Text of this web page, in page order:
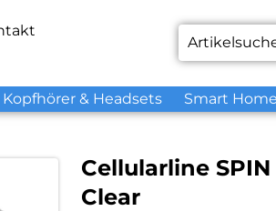
Kopfhörer & Headsets Smart
Cellularline
Clear